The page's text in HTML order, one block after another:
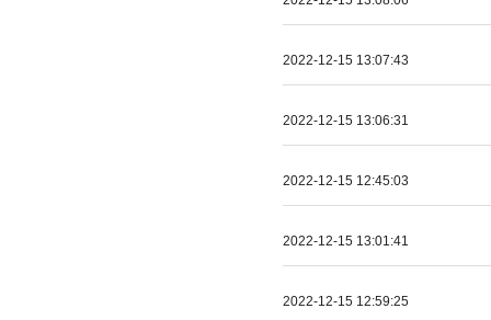
2022-12-15 13:07:43
2022-12-15 13:06:31
2022-12-15 12:45:03
2022-12-15 13:01:41
2022-12-15 12:59:25